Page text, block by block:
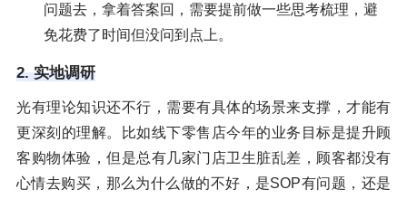
问题去，拿着答案回，需要提前做一些思考梳理，避
免花费了时间但没问到点上。
2. 实地调研
光有理论知识还不行，需要有具体的场景来支撑，才能有
更深刻的理解。比如线下零售店今年的业务目标是提升顾
客购物体验，但是总有几家门店卫生脏乱差，顾客都没有
心情去购买，那么为什么做的不好，是SOP有问题，还是